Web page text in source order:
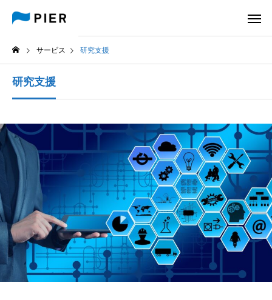
サービス 研究支援
研究支援